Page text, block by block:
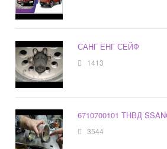
САНГ ЕНГ СЕЙФ
1413
6710700101 ТНВД
3544